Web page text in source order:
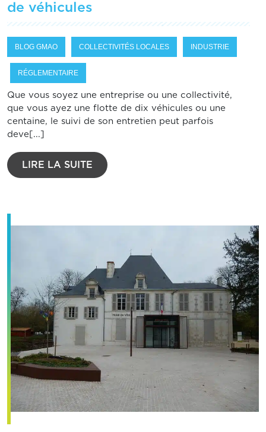
de véhicules
BLOG GMAO COLLECTIVITÉS LOCALES INDUSTRIE
RÉGLEMENTAIRE
Que vous soyez une entreprise ou une collectivité,
que vous ayez une flotte de dix véhicules ou une
centaine, le suivi de son entretien peut parfois
deve[...]
LIRE LA SUITE